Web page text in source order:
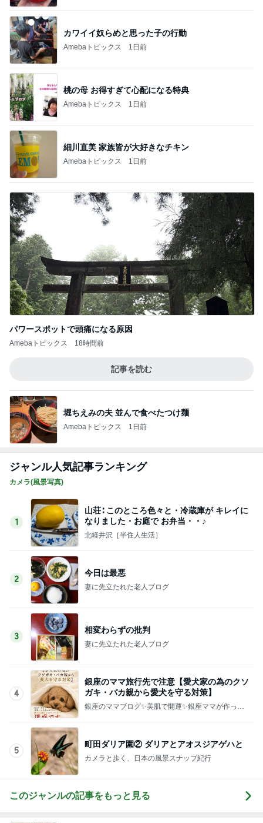
カワイイ奴らめと思った子の行動
Amebaトピックス 1日前
桃の母 お得すぎて心配になる特典
Amebaトピックス 1日前
細川直美 家族皆が大好きなチキン
Amebaトピックス 1日前
パワースポットで頭痛になる原因
Amebaトピックス 18時間前
記事を読む
堀ちえみの夫 並んで食べたつけ麺
Amebaトピックス 1日前
ジャンル人気記事ランキング
カメラ(風景写真)
1
山荘∶ このところ色々と・冷蔵庫が キレイに
なりました・お庭で お弁当・・♪
北軽井沢［半住人生活］
2
今日は最悪
妻に先立たれた老人ブログ
3
相変わらずの批判
妻に先立たれた老人ブログ
4
銀座のママ旅行先で注意【愛犬家の為のクソ
ガキ・バカ親から愛犬を守る対策】
銀座のママブログ✨美肌で開運✨銀座ママが作った
5
町田ダリア園② ダリアとアオスジアゲハと
カメラと歩く、日本の風景スナップ紀行
このジャンルの記事をもっと見る